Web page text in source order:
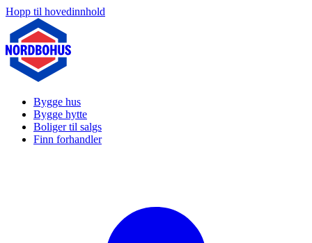
Hopp til hovedinnhold
Bygge hus
Bygge hytte
Boliger til salgs
Finn forhandler